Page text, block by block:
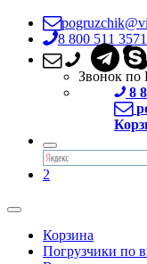
8 800 511 3571
Звонок по
8
2
Корзина
Погрузчики по